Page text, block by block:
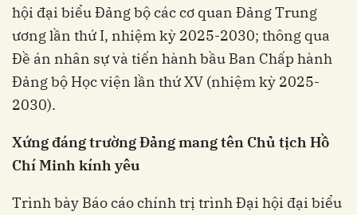
hội đại biểu Đảng bộ các cơ quan Đảng Trung
ương lần thứ I, nhiệm kỳ 2025-2030; thông qua
Đề án nhân sự và tiến hành bầu Ban Chấp hành
Đảng bộ Học viện lần thứ XV (nhiệm kỳ 2025-
2030).
Xứng đáng trường Đảng mang tên Chủ tịch Hồ
Chí Minh kính yêu
Trình bày Báo cáo chính trị trình Đại hội đại biểu